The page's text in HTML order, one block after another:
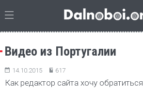
Видео из Португалии
14.10.2015 617
Как редактор сайта хочу